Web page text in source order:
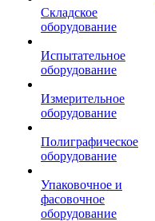
Складское
оборудование
Испытательное
оборудование
Измерительное
оборудование
Полиграфическое
оборудование
Упаковочное и
фасовочное
оборудование